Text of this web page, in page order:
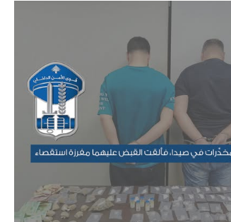
الإمارات ـ 1448/02/22هـ ــ
الإمارات ـ 1448/02/22هـ ــ
الإمارات ـ 1448/02/22هـ ــ